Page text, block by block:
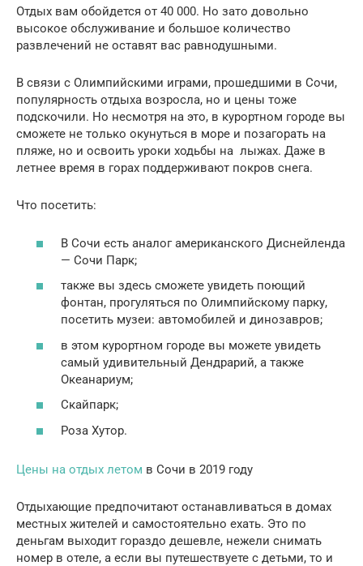
Отдых вам обойдется от 40 000. Но зато довольно
высокое обслуживание и большое количество
развлечений не оставят вас равнодушными.
В связи с Олимпийскими играми, прошедшими в Сочи,
популярность отдыха возросла, но и цены тоже
подскочили. Но несмотря на это, в курортном городе вы
сможете не только окунуться в море и позагорать на
пляже, но и освоить уроки ходьбы на лыжах. Даже в
летнее время в горах поддерживают покров снега.
Что посетить:
В Сочи есть аналог американского Диснейленда
— Сочи Парк;
также вы здесь сможете увидеть поющий
фонтан, прогуляться по Олимпийскому парку,
посетить музеи: автомобилей и динозавров;
в этом курортном городе вы можете увидеть
самый удивительный Дендрарий, а также
Океанариум;
Скайпарк;
Роза Хутор.
Цены на отдых летом в Сочи в 2019 году
Отдыхающие предпочитают останавливаться в домах
местных жителей и самостоятельно ехать. Это по
деньгам выходит гораздо дешевле, нежели снимать
номер в отеле, а если вы путешествуете с детьми, то и